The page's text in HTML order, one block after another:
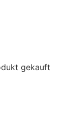
gekauft